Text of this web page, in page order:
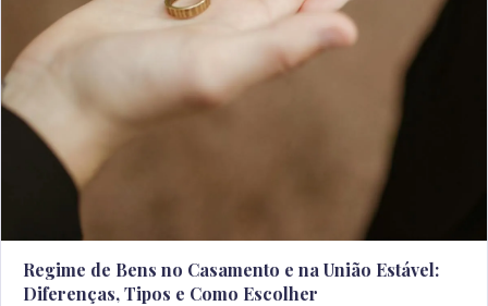
Regime de Bens no Casamento e na União Estável:
Diferenças, Tipos e Como Escolher